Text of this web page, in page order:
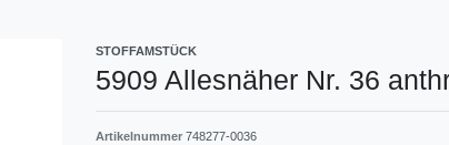
STOFFAMSTÜCK
5909 Allesnäher Nr. 36
Artikelnummer 748277-0036